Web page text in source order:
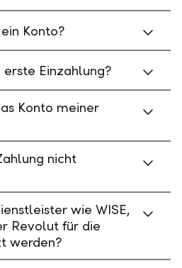
Konto?
Einzahlung?
Konto meiner
nicht
wie WISE,
Revolut für die
werden?